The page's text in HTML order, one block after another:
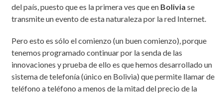
del país, puesto que es la primera ves que enBolivia se
transmite un evento de esta naturaleza por la red Internet.
Pero esto es sólo el comienzo (un buen comienzo), porque
tenemos programado continuar por la senda de las
innovaciones y prueba de ello es que hemos desarrollado un
sistema de telefonía (único en Bolivia) que permite llamar de
teléfono a teléfono a menos de la mitad del precio de la